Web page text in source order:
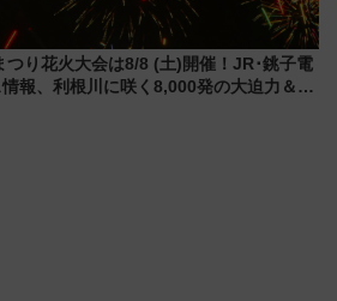
つり花火大会は8/8 (土)開催！JR･銚子電
報、利根川に咲く8,000発の大迫力＆屋